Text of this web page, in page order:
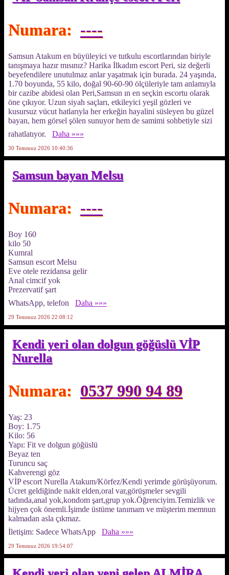
Numara: ----
Samsun Atakum en büyüleyici ve tutkulu escortlarından biriyle
tanışmaya hazır mısınız? Harika İlkadım escort Peri, siz değerli
beyefendilere unutulmaz anlar yaşatmak için burada. 24 yaşında,
1.70 boyunda, 55 kilo, doğal 90-60-90 ölçüleriyle tam anlamıyla
bir cazibe abidesi olan Peri,Samsun ın en seçkin escortu olarak
öne çıkıyor. Uzun siyah saçları, etkileyici yeşil gözleri ve
kusursuz vücut hatlarıyla her erkeğin hayalini süsleyen bu güzel
bayan, hem görsel şölen sunuyor hem de samimi sohbetiyle sizi
rahatlatıyor.
Daha »»»
30 Temmuz 2026 10:40:36
Samsun bayan Melsu
Numara: ----
Boy 160
kilo 50
Kumral
Samsun escort Melsu
Eve otele rezidansa gelir
Anal cimcif yok
Prezervatif şart
WhatsApp, telefon
Daha »»»
29 Temmuz 2026 22:08:12
Kendi yeri olan dolgun göğüslü VİP
Nurella
Numara: 0537 990 94 89
Yaş: 23
Boy: 1.75
Kilo: 56
Yapı: Fit ve dolgun göğüslü
Beyaz ten
Turuncu saç
Kahverengi göz
VİP escort Nurella Atakum/Körfez/Kendi yerimde görüşüyorum.
Ücret geldiğinde nakit elden,oral var,görüşmeler sevgili
tadında,anal yok,kondom şart,grup yok.Öğrenciyim.Temizlik ve
hijyen çok önemli.İşimde üstüme tanımam ve müşterim memnun
kalmadan asla çıkmaz.
İletişim: Sadece WhatsApp
Daha »»»
29 Temmuz 2026 19:54:07